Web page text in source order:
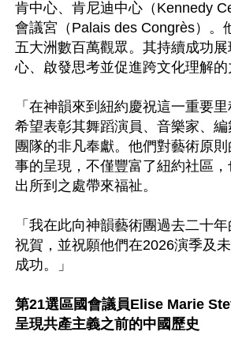
肯中心、肯尼迪中心（Kennedy
會議宮（Palais des Congrès）。
五大洲數百萬觀眾。其持續成功
心、啟發思考並促進跨文化理解的
「在神韻來到紐約慶祝這一重要
希望表彰其舞蹈演員、音樂家、
團隊的非凡奉獻。他們對藝術原
事的呈現，不僅豐富了紐約社區
出所到之處帶來福祉。
「我在此向神韻藝術團過去二十
祝賀，並祝願他們在2026演季及
成功。」
第21選區國會議員Elise Marie
呈現共產主義之前的中國歷史